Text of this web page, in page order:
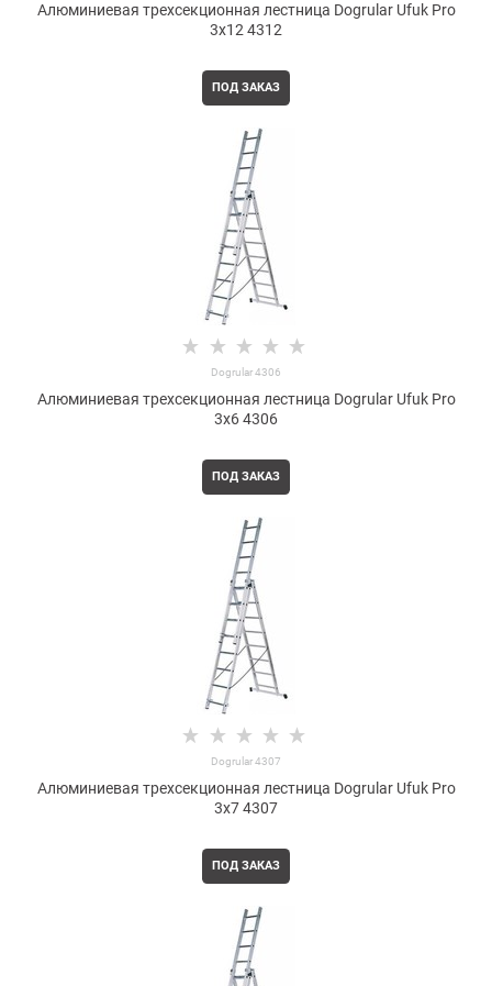
Алюминиевая трехсекционная лестница Dogrular Ufuk Pro
3x12 4312
ПОД ЗАКАЗ
Dogrular 4306
Алюминиевая трехсекционная лестница Dogrular Ufuk Pro
3x6 4306
ПОД ЗАКАЗ
Dogrular 4307
Алюминиевая трехсекционная лестница Dogrular Ufuk Pro
3x7 4307
ПОД ЗАКАЗ